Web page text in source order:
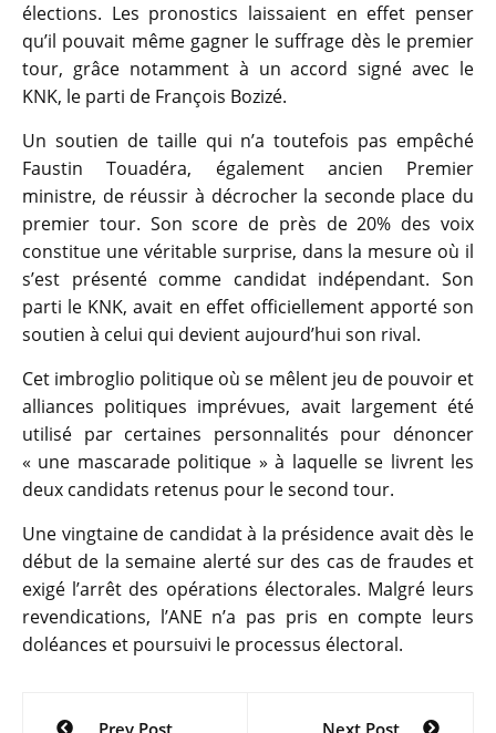
élections. Les pronostics laissaient en effet penser
qu’il pouvait même gagner le suffrage dès le premier
tour, grâce notamment à un accord signé avec le
KNK, le parti de François Bozizé.
Un soutien de taille qui n’a toutefois pas empêché
Faustin Touadéra, également ancien Premier
ministre, de réussir à décrocher la seconde place du
premier tour. Son score de près de 20% des voix
constitue une véritable surprise, dans la mesure où il
s’est présenté comme candidat indépendant. Son
parti le KNK, avait en effet officiellement apporté son
soutien à celui qui devient aujourd’hui son rival.
Cet imbroglio politique où se mêlent jeu de pouvoir et
alliances politiques imprévues, avait largement été
utilisé par certaines personnalités pour dénoncer
« une mascarade politique » à laquelle se livrent les
deux candidats retenus pour le second tour.
Une vingtaine de candidat à la présidence avait dès le
début de la semaine alerté sur des cas de fraudes et
exigé l’arrêt des opérations électorales. Malgré leurs
revendications, l’ANE n’a pas pris en compte leurs
doléances et poursuivi le processus électoral.
Navigation